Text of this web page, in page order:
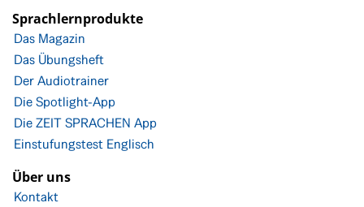
Sprachlernprodukte
Das Magazin
Das Übungsheft
Der Audiotrainer
Die Spotlight-App
Die ZEIT SPRACHEN App
Einstufungstest Englisch
Über uns
Kontakt